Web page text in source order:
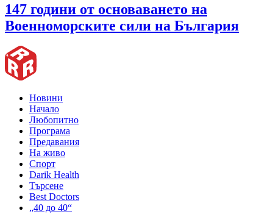
147 години от основаването на
Военноморските сили на България
Новини
Начало
Любопитно
Програма
Предавания
На живо
Спорт
Darik Health
Търсене
Best Doctors
„40 до 40“